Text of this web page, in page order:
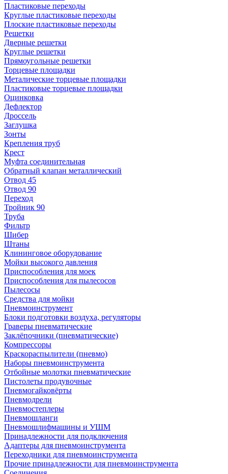
Пластиковые переходы
Круглые пластиковые переходы
Плоские пластиковые переходы
Решетки
Дверные решетки
Круглые решетки
Прямоугольные решетки
Торцевые площадки
Металические торцевые площадки
Пластиковые торцевые площадки
Оцинковка
Дефлектор
Дроссель
Заглушка
Зонты
Крепления труб
Крест
Муфта соединительная
Обратный клапан металлический
Отвод 45
Отвод 90
Переход
Тройник 90
Труба
Фильтр
Шибер
Штаны
Клининговое оборудование
Мойки высокого давления
Приспособления для моек
Приспособления для пылесосов
Пылесосы
Средства для мойки
Пневмоинструмент
Блоки подготовки воздуха, регуляторы
Граверы пневматические
Заклёпочники (пневматические)
Компрессоры
Краскораспылители (пневмо)
Наборы пневмоинструмента
Отбойные молотки пневматические
Пистолеты продувочные
Пневмогайковёрты
Пневмодрели
Пневмостеплеры
Пневмошланги
Пневмошлифмашины и УШМ
Принадлежности для подключения
Адаптеры для пневмоинструмента
Переходники для пневмоинструмента
Прочие принадлежности для пневмоинструмента